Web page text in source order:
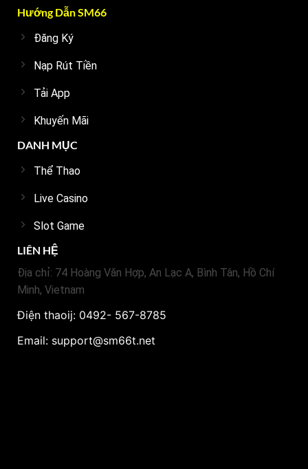
Hướng Dẫn SM66
Đăng Ký
Nạp Rút Tiền
Tải App
Khuyến Mãi
DANH MỤC
Thể Thao
Live Casino
Slot Game
LIÊN HỆ
Địa chỉ: 74 Hoàng Văn Hợp, An Lạc A, Bình Tân, Hồ Chí
Minh, Vietnam
Điện thaoij: 0492- 567-8785
Email: support@sm66t.net